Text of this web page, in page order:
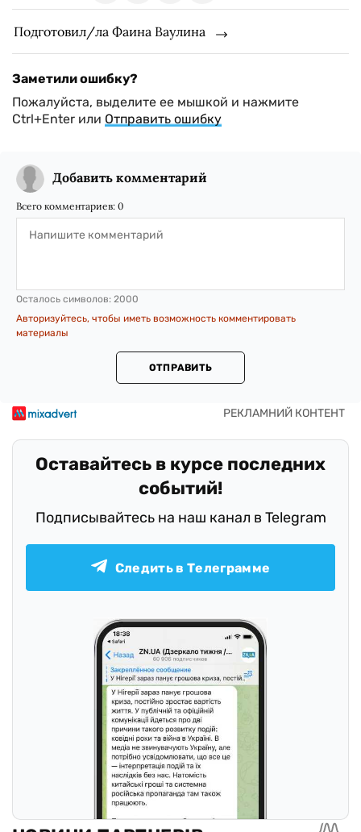
Подготовил/ла Фаина Ваулина
Заметили ошибку?
Пожалуйста, выделите ее мышкой и нажмите
Ctrl+Enter или Отправить ошибку
Добавить комментарий
Всего комментариев: 0
Осталось символов: 2000
Авторизуйтесь, чтобы иметь возможность комментировать
материалы
ОТПРАВИТЬ
Оставайтесь в курсе последних
событий!
Подписывайтесь на наш канал в Telegram
Следить в Телеграмме